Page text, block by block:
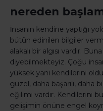
nereden
İnsanın kendine yaptığı
bütün edinilen bilgiler
alakalı bir algısı vardır.
diyebilmekteyiz. Çoğu
yüksek yani kendilerini
güzel, daha başarılı, daha
eğilimi vardır. Kendilerini
gelişimin önüne engel